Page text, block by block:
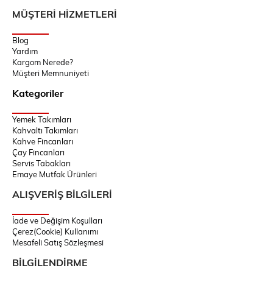
MÜŞTERİ HİZMETLERİ
Blog
Yardım
Kargom Nerede?
Müşteri Memnuniyeti
Kategoriler
Yemek Takımları
Kahvaltı Takımları
Kahve Fincanları
Çay Fincanları
Servis Tabakları
Emaye Mutfak Ürünleri
ALIŞVERİŞ BİLGİLERİ
İade ve Değişim Koşulları
Çerez(Cookie) Kullanımı
Mesafeli Satış Sözleşmesi
BİLGİLENDİRME